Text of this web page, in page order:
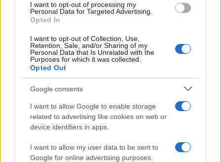
I want to opt-out of processing my
Personal Data for Targeted Advertising.
Opted In
I want to opt-out of Collection, Use,
Retention, Sale, and/or Sharing of my
Personal Data that Is Unrelated with the
Purposes for which it was collected.
Opted Out
Google consents
I want to allow Google to enable storage
related to advertising like cookies on web or
device identifiers in apps.
I want to allow my user data to be sent to
Google for online advertising purposes.